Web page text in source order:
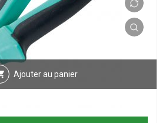
Ajouter au panier